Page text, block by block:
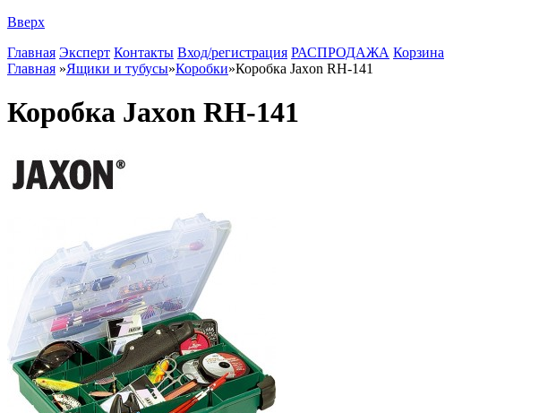
Вверх
Главная Эксперт Контакты Вход/регистрация РАСПРОДАЖА Корзина
Главная »Ящики и тубусы»Коробки»Коробка Jaxon RH-141
Коробка Jaxon RH-141